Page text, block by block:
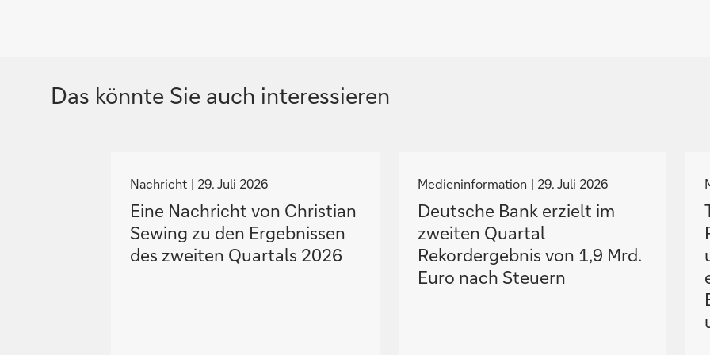
Das könnte Sie auch interessieren
a
v
i
g
i
Nachricht 29. Juli 2026
Eine Nachricht von Christian
Sewing zu den Ergebnissen
des zweiten Quartals 2026
a
v
i
g
i
e
Medieninformation 29. Juli 2026
Deutsche Bank erzielt im
zweiten Quartal
Rekordergebnis von 1,9 Mrd.
Euro nach Steuern
i
g
i